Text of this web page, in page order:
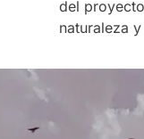
del
naturaleza